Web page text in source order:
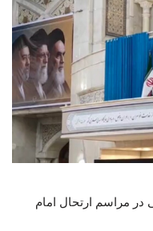
مراسم ارتحال امام